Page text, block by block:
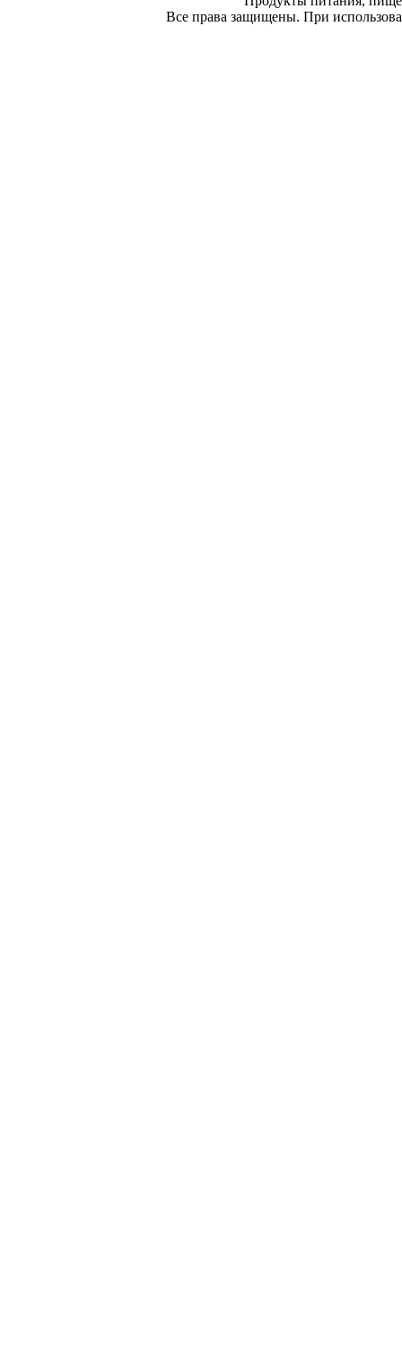
Все права защищены. При